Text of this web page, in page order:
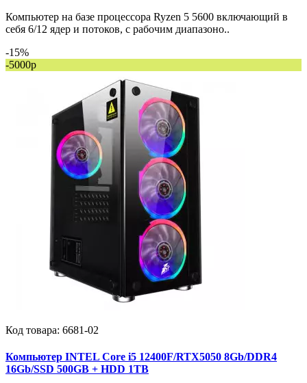
Компьютер на базе процессора Ryzen 5 5600 включающий в
себя 6/12 ядер и потоков, с рабочим диапазоно..
-15%
-5000р
Код товара: 6681-02
Компьютер INTEL Core i5 12400F/RTX5050 8Gb/DDR4
16Gb/SSD 500GB + HDD 1TB